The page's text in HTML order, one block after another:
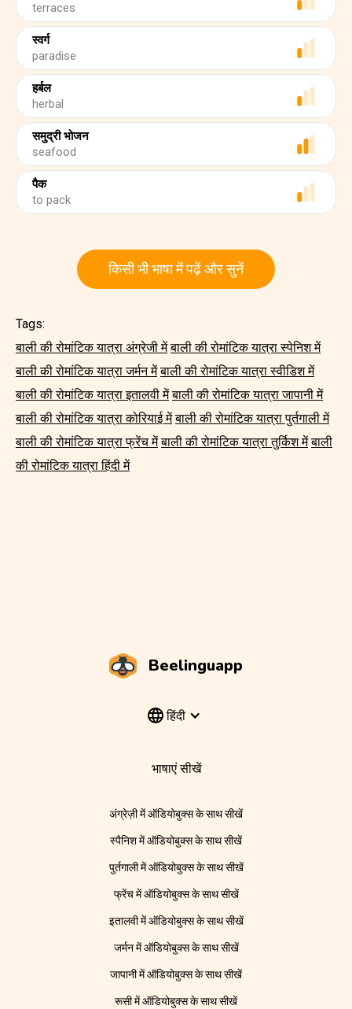
terraces
स्वर्ग
paradise
हर्बल
herbal
समुद्री भोजन
seafood
पैक
to pack
किसी भी भाषा में पढ़ें और सुनें
Tags:
बाली की रोमांटिक यात्रा अंग्रेजी में बाली की रोमांटिक यात्रा स्पेनिश में
बाली की रोमांटिक यात्रा जर्मन में बाली की रोमांटिक यात्रा स्वीडिश में
बाली की रोमांटिक यात्रा इतालवी में बाली की रोमांटिक यात्रा जापानी में
बाली की रोमांटिक यात्रा कोरियाई में बाली की रोमांटिक यात्रा पुर्तगाली में
बाली की रोमांटिक यात्रा फ्रेंच में बाली की रोमांटिक यात्रा तुर्किश में बाली
की रोमांटिक यात्रा हिंदी में
Beelinguapp
हिंदी
भाषाएं सीखें
अंग्रेज़ी में ऑडियोबुक्स के साथ सीखें
स्पैनिश में ऑडियोबुक्स के साथ सीखें
पुर्तगाली में ऑडियोबुक्स के साथ सीखें
फ्रेंच में ऑडियोबुक्स के साथ सीखें
इतालवी में ऑडियोबुक्स के साथ सीखें
जर्मन में ऑडियोबुक्स के साथ सीखें
जापानी में ऑडियोबुक्स के साथ सीखें
रूसी में ऑडियोबुक्स के साथ सीखें